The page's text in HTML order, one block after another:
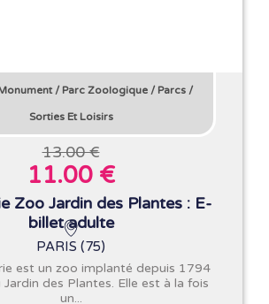
/ Parc Zoologique / Parcs /
Sorties Et Loisirs
13.00 €
11.00 €
Zoo Jardin des Plantes : E-
billet adulte
PARIS (75)
est un zoo implanté depuis 1794
des Plantes. Elle est à la fois
un...